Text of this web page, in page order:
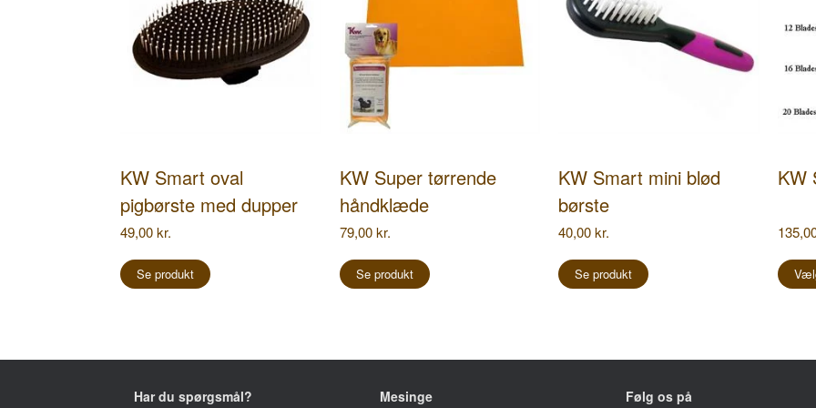
KW Smart oval
pigbørste med dupper
49,00kr.
Se produkt
KW Super tørrende
håndklæde
79,00kr.
Se produkt
KW Smart mini blød
børste
40,00kr.
Se produkt
KW
Har du spørgsmål? Mesinge Følg os på